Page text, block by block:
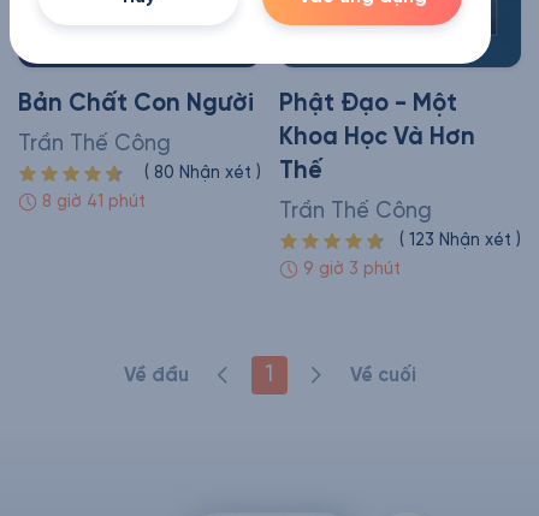
Bản Chất Con Người
Trần Thế Công
( 80 Nhận xét )
8 giờ 41 phút
Phật Đạo - Một
Khoa Học Và Hơn
Thế
Trần Thế Công
( 123 Nhận xét )
9 giờ 3 phút
Về đầu 1 Về cuối